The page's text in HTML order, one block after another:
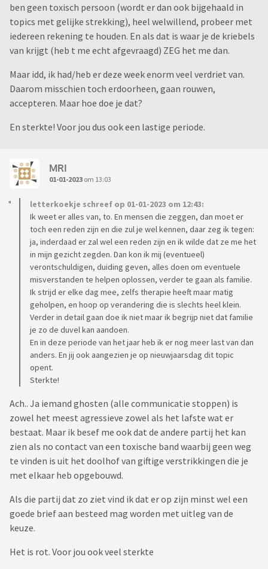
ben geen toxisch persoon (wordt er dan ook bijgehaald in
topics met gelijke strekking), heel welwillend, probeer met
iedereen rekening te houden. En als dat is waar je de kriebels
van krijgt (heb t me echt afgevraagd) ZEG het me dan.
Maar idd, ik had/heb er deze week enorm veel verdriet van.
Daarom misschien toch erdoorheen, gaan rouwen,
accepteren. Maar hoe doe je dat?
En sterkte! Voor jou dus ook een lastige periode.
MRI
01-01-2023 om 13:03
letterkoekje schreef op 01-01-2023 om 12:43:
Ik weet er alles van, to. En mensen die zeggen, dan moet er
toch een reden zijn en die zul je wel kennen, daar zeg ik tegen:
ja, inderdaad er zal wel een reden zijn en ik wilde dat ze me het
in mijn gezicht zegden. Dan kon ik mij (eventueel)
verontschuldigen, duiding geven, alles doen om eventuele
misverstanden te helpen oplossen, verder te gaan als familie.
Ik strijd er elke dag mee, zelfs therapie heeft maar matig
geholpen, en hoop op verandering die is slechts heel klein.
Verder in detail gaan doe ik niet maar ik begrijp niet dat familie
je zo de duvel kan aandoen.
En in deze periode van het jaar heb ik er nog meer last van dan
anders. En jij ook aangezien je op nieuwjaarsdag dit topic
opent.
Sterkte!
Ach.. Ja iemand ghosten (alle communicatie stoppen) is
zowel het meest agressieve zowel als het lafste wat er
bestaat. Maar ik besef me ook dat de andere partij het kan
zien als no contact van een toxische band waarbij geen weg
te vinden is uit het doolhof van giftige verstrikkingen die je
met elkaar heb opgebouwd.
Als die partij dat zo ziet vind ik dat er op zijn minst wel een
goede brief aan besteed mag worden met uitleg van de
keuze.
Het is rot. Voor jou ook veel sterkte